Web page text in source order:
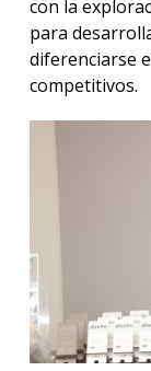
con la
para
diferenciarse
competitivos.